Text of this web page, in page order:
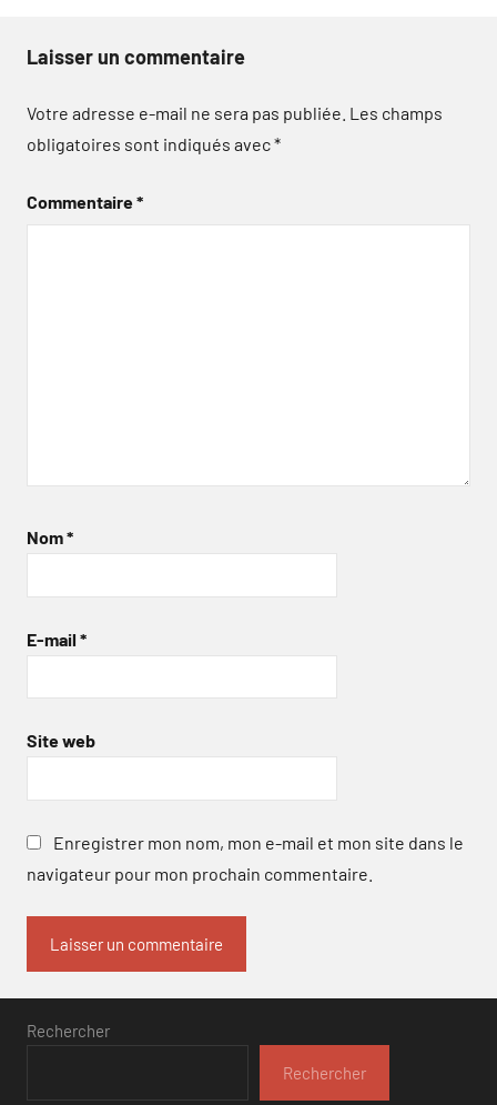
Laisser un commentaire
Votre adresse e-mail ne sera pas publiée. Les champs
obligatoires sont indiqués avec*
Commentaire*
Nom*
E-mail *
Site web
Enregistrer mon nom, mon e-mail et mon site dans le
navigateur pour mon prochain commentaire.
Rechercher
Rechercher